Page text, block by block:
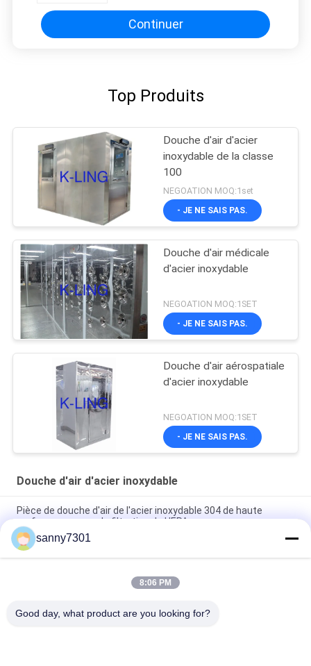
Continuer
Top Produits
Douche d'air d'acier
inoxydable de la classe
100
NEGOATION MOQ:1set
- JE NE SAIS PAS.
Douche d'air médicale
d'acier inoxydable
NEGOATION MOQ:1SET
- JE NE SAIS PAS.
Douche d'air aérospatiale
d'acier inoxydable
NEGOATION MOQ:1SET
- JE NE SAIS PAS.
Douche d'air d'acier inoxydable
Pièce de douche d'air de l'acier inoxydable 304 de haute
performance avec la filtration de HEPA
Laboratoire médical de pièce propre de douche d'air d'acier
inoxydable de la classe 100
Douche d'air de laboratoire animal intelligent/pièce propre de
sanny7301
8:06 PM
Good day, what product are you looking for?